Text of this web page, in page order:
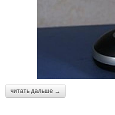
читать дальше →